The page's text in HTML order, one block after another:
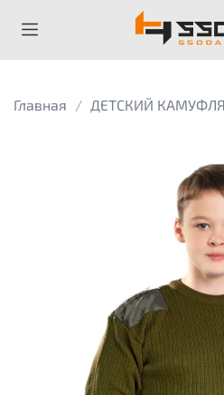
Главная ДЕТСКИЙ